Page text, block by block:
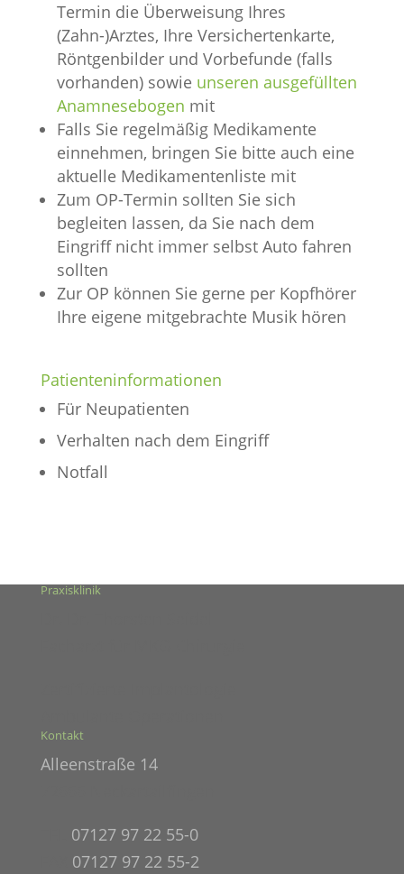
Termin die Überweisung Ihres
(Zahn-)Arztes, Ihre Versichertenkarte,
Röntgenbilder und Vorbefunde (falls
vorhanden) sowie unseren ausgefüllten
Anamnesebogen mit
Falls Sie regelmäßig Medikamente
einnehmen, bringen Sie bitte auch eine
aktuelle Medikamentenliste mit
Zum OP-Termin sollten Sie sich
begleiten lassen, da Sie nach dem
Eingriff nicht immer selbst Auto fahren
sollten
Zur OP können Sie gerne per Kopfhörer
Ihre eigene mitgebrachte Musik hören
Patienteninformationen
Für Neupatienten
Verhalten nach dem Eingriff
Notfall
Praxisklinik
Kontakt
Alleenstraße 14
07127 97 22 55-0
07127 97 22 55-2